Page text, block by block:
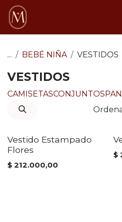
Ir al contenido
... BEBÉ NIÑA VESTIDOS
VESTIDOS
CAMISETASCONJUNTOS
Vestido Estampado
Flores
$ 212.000,00
$